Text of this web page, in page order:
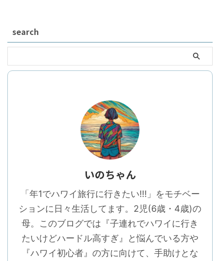
search
いのちゃん
「年1でハワイ旅行に行きたい!!!」をモチベー
ションに日々生活してます。2児(6歳・4歳)の
母。このブログでは『子連れでハワイに行き
たいけどハードル高すぎ』と悩んでいる方や
『ハワイ初心者』の方に向けて、手助けとな